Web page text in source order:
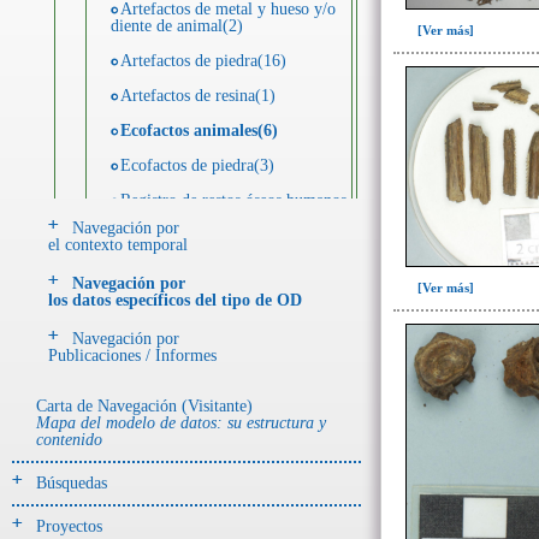
Artefactos de metal y hueso y/o
diente de animal(2)
Artefactos de piedra(16)
Artefactos de resina(1)
Ecofactos animales(6)
Ecofactos de piedra(3)
Registro de restos óseos humanos
(individuos)(32)
Registro de unidades
donde se halló el objeto
-> Hallado en UE del tipo:
Objetos clasificados según
Navegación por
el contexto temporal
Navegación por
los datos específicos del tipo de OD
Navegación por
Publicaciones / Informes
Carta de Navegación (Visitante)
Mapa del modelo de datos: su estructura y
contenido
Búsquedas
Proyectos
[Ver más]
[Ver más]